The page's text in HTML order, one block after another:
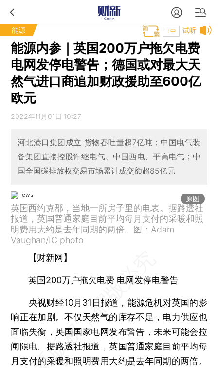
能源 试听
T中
能源内参｜英国200万户拖欠电费
电网发停电警告；德国或对最大天
然气进口商追加财政援助至600亿
欧元
2022年11月01日 10:27
河北港口集团成立 货物吞吐量超7亿吨；中国电气装
备集团直接控股许继电气、中国西电、平高电气；中
国全国碳排放权交易市场累计成交额超85亿元
原图
英国西约克郡，当地一所房子里的电表。据路透社
报道，英国普通家庭目前平均每月支付的采暖和照
明费用大约是去年同期的两倍。图：Adam
Vaughan/IC photo
【财新网】
英国200万户拖欠电费 电网发停电警告
央视财经10月31日报道，能源危机对英国的影
响正在加剧。不仅天然气的库存不足，电力供应也
面临失衡，英国国家电网发布警告，未来可能会拉
闸限电。据路透社报道，英国普通家庭目前平均每
月支付的采暖和照明费用大约是去年同期的两倍。